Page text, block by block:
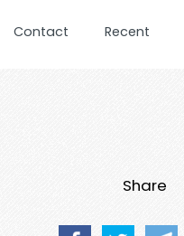
Contact Recent
Share